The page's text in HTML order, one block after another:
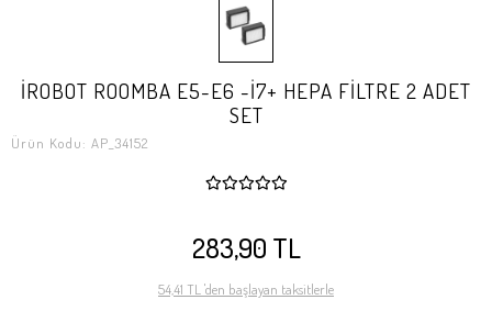
İROBOT ROOMBA E5-E6 -İ7+ HEPA FİLTRE 2 ADET
SET
Ürün Kodu: AP_34152
283,90 TL
54,41 TL 'den başlayan taksitlerle